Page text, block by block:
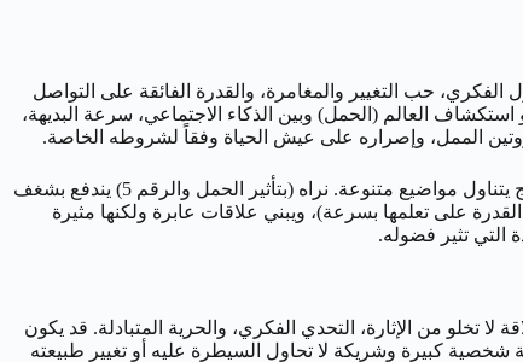
الفكري، حب التغيير والمغامرة، والقدرة الفائقة على التواصل
استكشاف العالم (الحمل) وبين الذكاء الاجتماعي، سرعة البديهة،
دعنا نتصور ‘خالد’، مولود 5 أبريل، وهو يعمل كمرشد سياحي في أماكن نائية، أو كاتب محتوى يسافر حول العالم، أو مقدم برامج يتناول مواضيع متنوعة. نراه (بتأثير الحمل والرقم 5) يندفع بشغف
على تعلمها بسرعة)، ويبني علاقات عابرة ولكنها مثيرة
التي تثير فضوله.
تقدر روحه الحرة، شغفه بالمغامرة، وحاجته للتنوع والاستقلالية (الحمل/5). هو يحتاج إلى علاقة لا تخلو من الإثارة، التحدي الفكري، والحرية المتبادلة. قد يكون
شخصية كبيرة وشريكة لا تحاول السيطرة عليه أو تغيير طبيعته